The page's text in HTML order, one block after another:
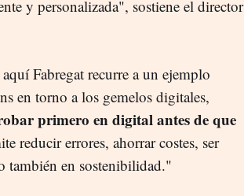
y personalizada", sostiene el director
Fabregat recurre a un ejemplo
en torno a los gemelos digitales,
primero en digital antes de que
reducir errores, ahorrar costes, ser
también en sostenibilidad."